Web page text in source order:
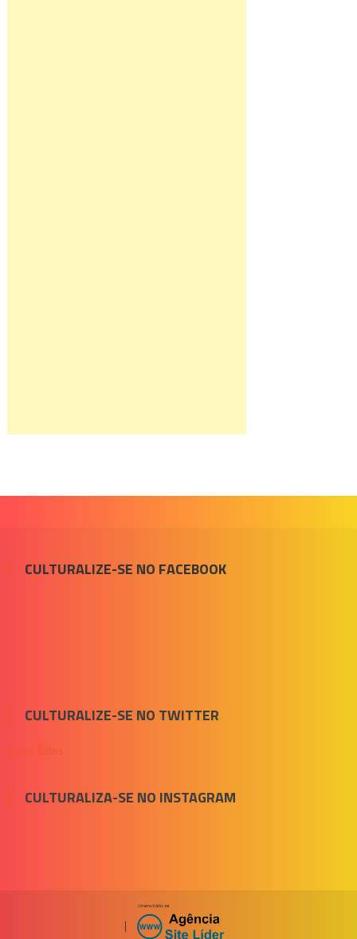
CULTURALIZE-SE NO FACEBOOK
CULTURALIZE-SE NO TWITTER
Meus Tuítes
CULTURALIZA-SE NO INSTAGRAM
|